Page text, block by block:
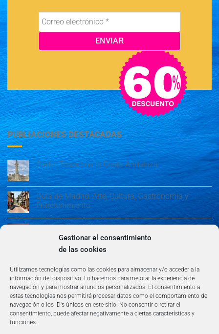
Gestionar el consentimiento
de las cookies
Utilizamos tecnologías como las cookies para almacenar y/o acceder a la
información del dispositivo. Lo hacemos para mejorar la experiencia de
navegación y para mostrar anuncios personalizados. El consentimiento a
estas tecnologías nos permitirá procesar datos como el comportamiento de
navegación o los ID's únicos en este sitio. No consentir o retirar el
consentimiento, puede afectar negativamente a ciertas características y
funciones.
PUBLIACIONES DESTACADAS
Cádiz: Tesoro en la Costa Andaluza
Guía de Madrid: Arte, Cultura, Gastronomía y
Entretenimiento
Entretenimiento